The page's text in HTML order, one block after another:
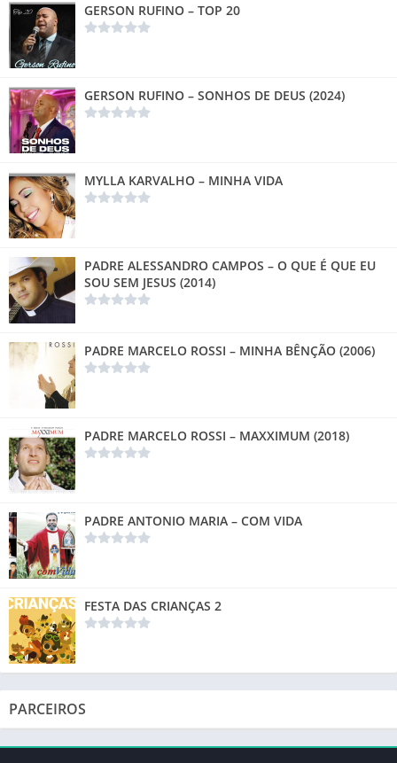
GERSON RUFINO – TOP 20
GERSON RUFINO – SONHOS DE DEUS (2024)
MYLLA KARVALHO – MINHA VIDA
PADRE ALESSANDRO CAMPOS – O QUE É QUE EU
SOU SEM JESUS (2014)
PADRE MARCELO ROSSI – MINHA BÊNÇÃO (2006)
PADRE MARCELO ROSSI – MAXXIMUM (2018)
PADRE ANTONIO MARIA – COM VIDA
FESTA DAS CRIANÇAS 2
PARCEIROS